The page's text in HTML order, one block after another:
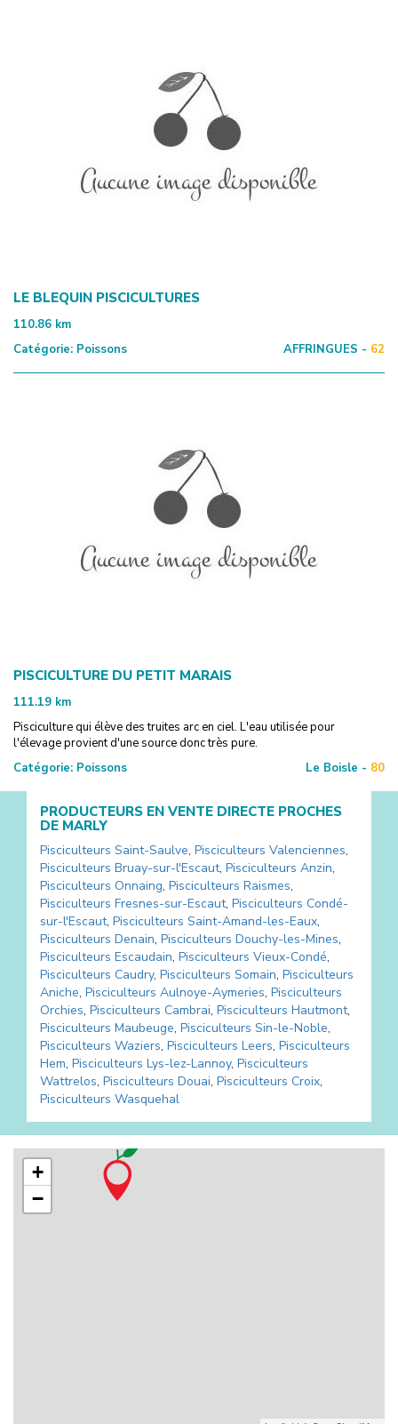
LE BLEQUIN PISCICULTURES
110.86 km
Catégorie: Poissons AFFRINGUES - 62
PISCICULTURE DU PETIT MARAIS
111.19 km
Pisciculture qui élève des truites arc en ciel. L'eau utilisée pour
l'élevage provient d'une source donc très pure.
Catégorie: Poissons Le Boisle - 80
PRODUCTEURS EN VENTE DIRECTE PROCHES
DE MARLY
Pisciculteurs Saint-Saulve, Pisciculteurs Valenciennes,
Pisciculteurs Bruay-sur-l'Escaut, Pisciculteurs Anzin,
Pisciculteurs Onnaing, Pisciculteurs Raismes,
Pisciculteurs Fresnes-sur-Escaut, Pisciculteurs Condé-
sur-l'Escaut, Pisciculteurs Saint-Amand-les-Eaux,
Pisciculteurs Denain, Pisciculteurs Douchy-les-Mines,
Pisciculteurs Escaudain, Pisciculteurs Vieux-Condé,
Pisciculteurs Caudry, Pisciculteurs Somain, Pisciculteurs
Aniche, Pisciculteurs Aulnoye-Aymeries, Pisciculteurs
Orchies, Pisciculteurs Cambrai, Pisciculteurs Hautmont,
Pisciculteurs Maubeuge, Pisciculteurs Sin-le-Noble,
Pisciculteurs Waziers, Pisciculteurs Leers, Pisciculteurs
Hem, Pisciculteurs Lys-lez-Lannoy, Pisciculteurs
Wattrelos, Pisciculteurs Douai, Pisciculteurs Croix,
Pisciculteurs Wasquehal
+
−